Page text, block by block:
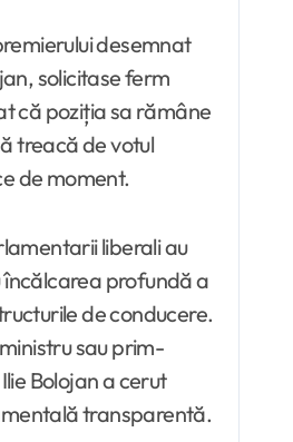
desemnat
solicitase ferm
că poziția sa rămâne
treacă de votul
de moment.
liberali au
profundă a
de conducere.
sau prim-
Bolojan a cerut
transparentă.